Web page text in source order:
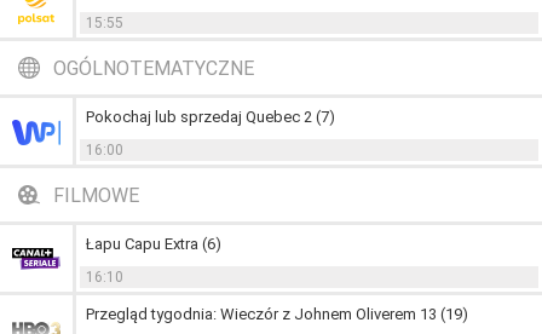
15:55
OGÓLNOTEMATYCZNE
Pokochaj lub sprzedaj Quebec 2 (7)
16:00
FILMOWE
Łapu Capu Extra (6)
16:10
Przegląd tygodnia: Wieczór z Johnem Oliverem 13 (19)